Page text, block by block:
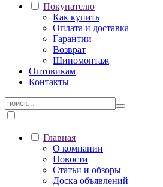
Покупателю
Как купить
Оплата и доставка
Гарантии
Возврат
Шиномонтаж
Оптовикам
Контакты
Главная
О компании
Новости
Статьи и обзоры
Доска объявлений